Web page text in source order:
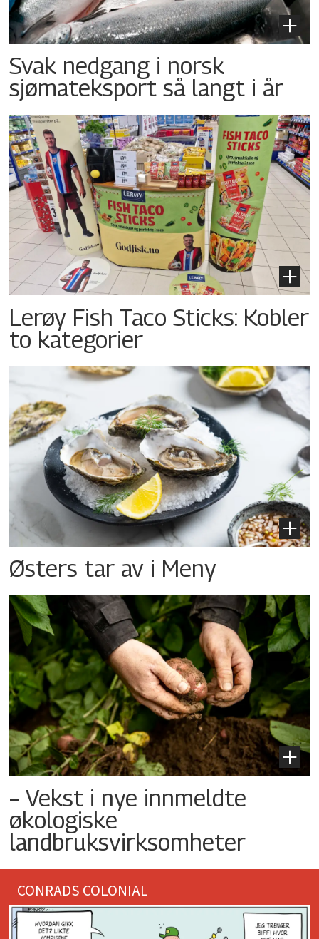
Svak nedgang i norsk
sjømateksport så langt i år
Lerøy Fish Taco Sticks: Kobler
to kategorier
Østers tar av i Meny
– Vekst i nye innmeldte
økologiske
landbruksvirksomheter
CONRADS COLONIAL